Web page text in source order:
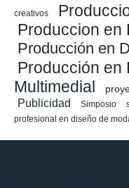
creativos
Produccion en
Producción en
Producción en
Multimedial
Publicidad Simposio
profesional en diseño de